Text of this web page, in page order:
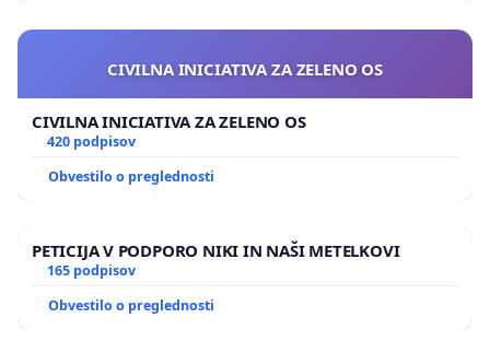
CIVILNA INICIATIVA ZA ZELENO OS
CIVILNA INICIATIVA ZA ZELENO OS
420 podpisov
Obvestilo o preglednosti
PETICIJA V PODPORO NIKI IN NAŠI METELKOVI
165 podpisov
Obvestilo o preglednosti